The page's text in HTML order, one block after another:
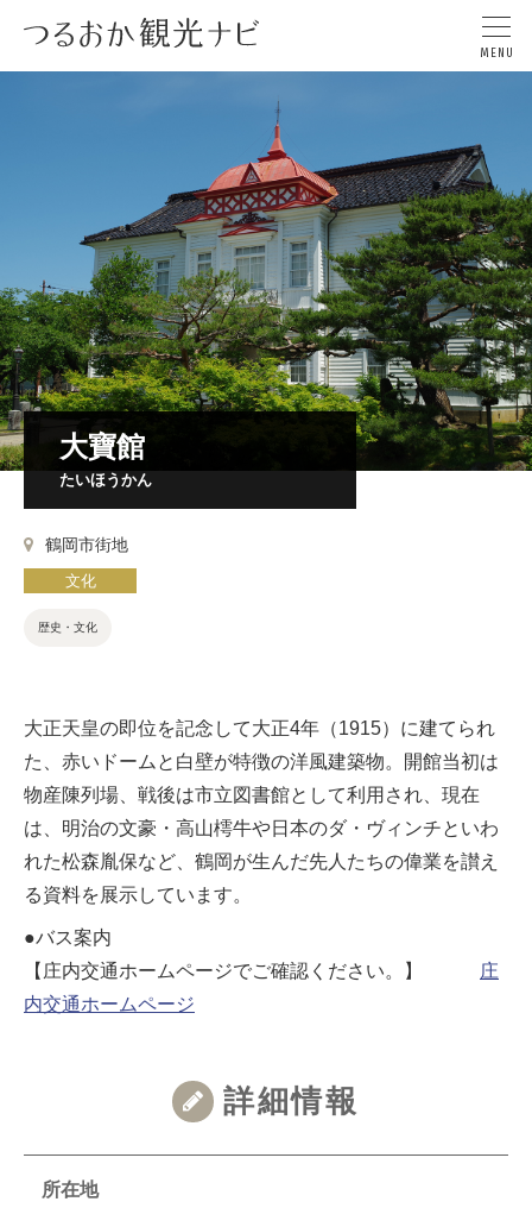
大寶館
たいほうかん
鶴岡市街地
文化
歴史・文化
大正天皇の即位を記念して大正4年（1915）に建てられ
た、赤いドームと白壁が特徴の洋風建築物。開館当初は
物産陳列場、戦後は市立図書館として利用され、現在
は、明治の文豪・高山樗牛や日本のダ・ヴィンチといわ
れた松森胤保など、鶴岡が生んだ先人たちの偉業を讃え
る資料を展示しています。
●バス案内
【庄内交通ホームページでご確認ください。】
庄
内交通ホームページ
詳細情報
所在地